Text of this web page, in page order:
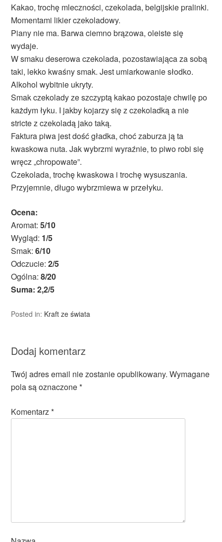
Kakao, trochę mleczności, czekolada, belgijskie pralinki.
Momentami likier czekoladowy.
Piany nie ma. Barwa ciemno brązowa, oleiste się
wydaje.
W smaku deserowa czekolada, pozostawiająca za sobą
taki, lekko kwaśny smak. Jest umiarkowanie słodko.
Alkohol wybitnie ukryty.
Smak czekolady ze szczyptą kakao pozostaje chwilę po
każdym łyku. I jakby kojarzy się z czekoladką a nie
stricte z czekoladą jako taką.
Faktura piwa jest dość gładka, choć zaburza ją ta
kwaskowa nuta. Jak wybrzmi wyraźnie, to piwo robi się
wręcz „chropowate”.
Czekolada, trochę kwaskowa i trochę wysuszania.
Przyjemnie, długo wybrzmiewa w przełyku.
Ocena:
Aromat:5/10
Wygląd: 1/5
Smak:6/10
Odczucie:2/5
Ogólna:8/20
Suma: 2,2/5
Posted in: Kraft ze świata
Dodaj komentarz
Twój adres email nie zostanie opublikowany. Wymagane
pola są oznaczone*
Komentarz*